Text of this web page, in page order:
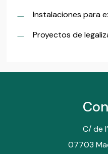
Instalaciones para
Proyectos de
C/ de
07703